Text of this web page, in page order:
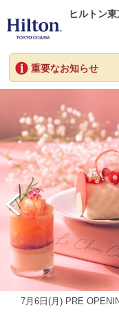
ヒルトン
重要なお知らせ
【リニューア